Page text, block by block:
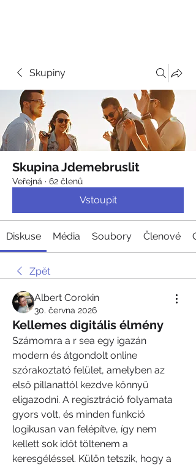
Skupiny
Skupina Jdemebruslit
Veřejná · 62 členů
Vstoupit
Diskuse Média Soubory Členové
Zpět
Albert Corokin
30. června 2026
Kellemes digitális élmény
Számomra a r sea egy igazán
modern és átgondolt online
szórakoztató felület, amelyben az
első pillanattól kezdve könnyű
eligazodni. A regisztráció folyamata
gyors volt, és minden funkció
logikusan van felépítve, így nem
kellett sok időt töltenem a
keresgéléssel. Külön tetszik, hogy a